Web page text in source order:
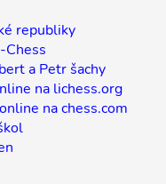
republiky
Chess
a Petr šachy
na lichess.org
na chess.com